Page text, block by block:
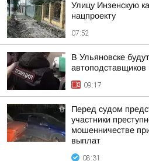
Улицу Инзенскую
нацпроекту
07:52
В Ульяновске
автоподставщиков
09:17
Перед судом
участники
мошенничестве
выплат
08:31